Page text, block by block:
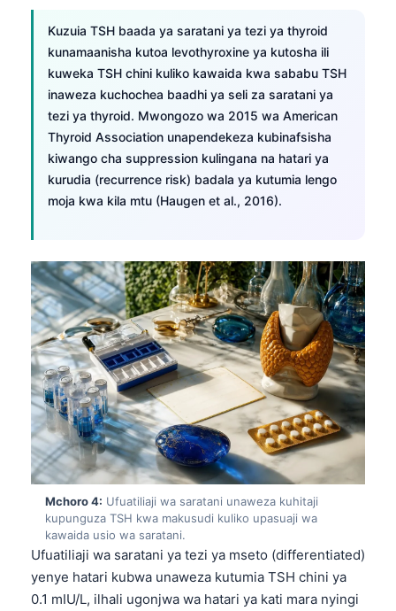
Kuzuia TSH baada ya saratani ya tezi ya thyroid
kunamaanisha kutoa levothyroxine ya kutosha ili
kuweka TSH chini kuliko kawaida kwa sababu TSH
inaweza kuchochea baadhi ya seli za saratani ya
tezi ya thyroid. Mwongozo wa 2015 wa American
Thyroid Association unapendekeza kubinafsisha
kiwango cha suppression kulingana na hatari ya
kurudia (recurrence risk) badala ya kutumia lengo
moja kwa kila mtu (Haugen et al., 2016).
Mchoro 4: Ufuatiliaji wa saratani unaweza kuhitaji
kupunguza TSH kwa makusudi kuliko upasuaji wa
kawaida usio wa saratani.
Ufuatiliaji wa saratani ya tezi ya mseto (differentiated)
yenye hatari kubwa unaweza kutumia TSH chini ya
0.1 mIU/L, ilhali ugonjwa wa hatari ya kati mara nyingi